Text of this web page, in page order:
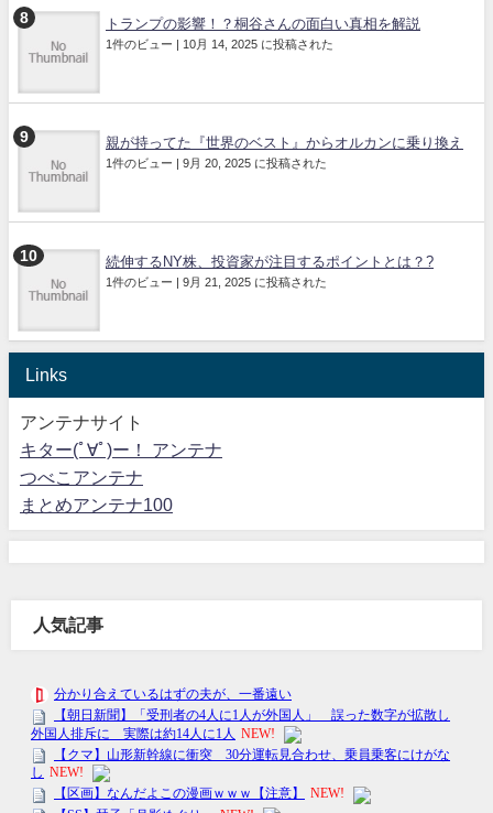
トランプの影響！？桐谷さんの面白い真相を解説
1件のビュー | 10月 14, 2025 に投稿された
親が持ってた『世界のベスト』からオルカンに乗り換え
1件のビュー | 9月 20, 2025 に投稿された
続伸するNY株、投資家が注目するポイントとは？?
1件のビュー | 9月 21, 2025 に投稿された
Links
アンテナサイト
キター(ﾟ∀ﾟ)ー！ アンテナ
つべこアンテナ
まとめアンテナ100
人気記事